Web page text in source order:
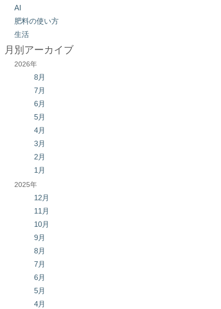
AI
肥料の使い方
生活
月別アーカイブ
2026年
8月
7月
6月
5月
4月
3月
2月
1月
2025年
12月
11月
10月
9月
8月
7月
6月
5月
4月